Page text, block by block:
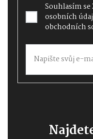
Souhlasím se
osobních
obchodních